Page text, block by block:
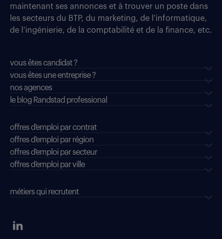
maintenant ses annonces et à trouver un poste dans
les secteurs du BTP, du marketing, de l’informatique,
de l’ingénierie, de la comptabilité et de la finance, etc.
vous êtes candidat ?
vous êtes une entreprise ?
nos agences
le blog Randstad professional
offres d'emploi par contrat
offres d'emploi par région
offres d'emploi par secteur
offres d’emploi par ville
métiers qui recrutent